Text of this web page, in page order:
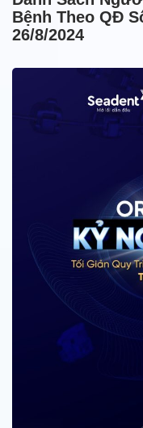
Bệnh Theo QĐ
26/8/2024